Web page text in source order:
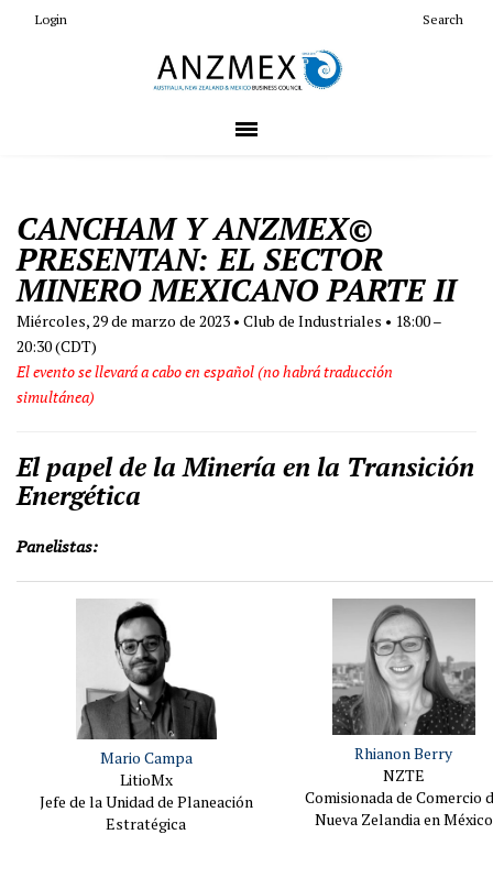
Login Search
CANCHAM Y ANZMEX©
PRESENTAN: EL SECTOR
MINERO MEXICANO PARTE II
Miércoles, 29 de marzo de 2023 • Club de Industriales • 18:00 –
20:30 (CDT)
El evento se llevará a cabo en español (no habrá traducción
simultánea)
El papel de la Minería en la Transición
Energética
Panelistas:
Mario Campa
LitioMx
Jefe de la Unidad de Planeación
Estratégica
Rhianon Berry
NZTE
Comisionada de Comercio
Nueva Zelandia en México